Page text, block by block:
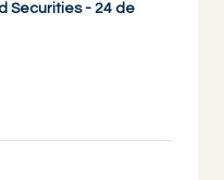
Securities - 24 de